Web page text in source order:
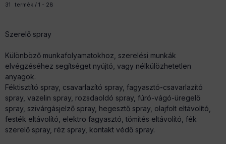
Összes termék a kategóriában
31 termék 1 28
Szerelő spray
Különböző munkafolyamatokhoz, szerelési munkák
elvégzéséhez segítséget nyújtó, vagy nélkülözhetetlen
anyagok.
Féktisztító spray, csavarlazító spray, fagyasztó-csavarlazító
spray, vazelin spray, rozsdaoldó spray, fúró-vágó-üregelő
spray, szivárgásjelző spray, hegesztő spray, olajfolt eltávolító,
festék eltávolító, elektro fagyasztó, tömítés eltávolító, fék
szerelő spray, réz spray, kontakt védő spray.